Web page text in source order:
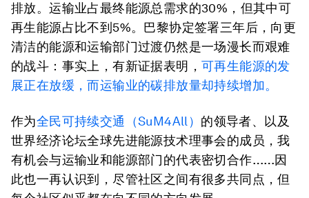
排放。运输业占最终能源总需求的30%，但其中可
再生能源占比不到5%。巴黎协定签署三年后，向更
清洁的能源和运输部门过渡仍然是一场漫长而艰难
的战斗：事实上，有新证据表明， 可再生能源的发
展正在放缓，而运输业的碳排放量却持续增加。
作为全民可持续交通 （SuM4All） 的领导者、以及
世界经济论坛全球先进能源技术理事会的成员，我
有机会与运输业和能源部门的代表密切合作……因
此也一再认识到，尽管社区之间有很多共同点，但